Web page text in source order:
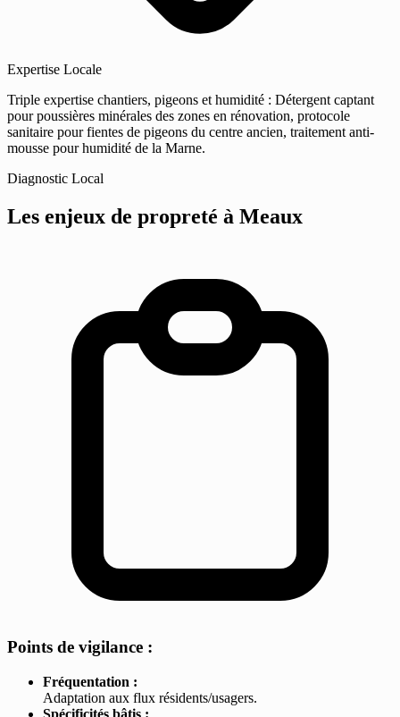
Expertise Locale
Triple expertise chantiers, pigeons et humidité : Détergent captant
pour poussières minérales des zones en rénovation, protocole
sanitaire pour fientes de pigeons du centre ancien, traitement anti-
mousse pour humidité de la Marne.
Diagnostic Local
Les enjeux de propreté à Meaux
Points de vigilance :
Fréquentation :
Adaptation aux flux résidents/usagers.
Spécificités bâtis :